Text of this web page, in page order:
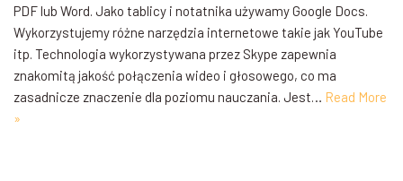
PDF lub Word. Jako tablicy i notatnika używamy Google Docs.
Wykorzystujemy różne narzędzia internetowe takie jak YouTube
itp. Technologia wykorzystywana przez Skype zapewnia
znakomitą jakość połączenia wideo i głosowego, co ma
zasadnicze znaczenie dla poziomu nauczania. Jest… Read More
»